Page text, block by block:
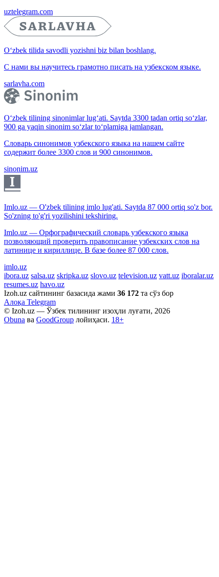
uztelegram.com
O‘zbek tilida savodli yozishni biz bilan boshlang.
С нами вы научитесь грамотно писать на узбекском языке.
sarlavha.com
O‘zbek tilining sinonimlar lug‘ati. Saytda 3300 tadan ortiq so‘zlar,
900 ga yaqin sinonim so‘zlar to‘plamiga jamlangan.
Словарь синонимов узбекского языка на нашем сайте
содержит более 3300 слов и 900 синонимов.
sinonim.uz
Imlo.uz — O'zbek tilining imlo lug'ati. Saytda 87 000 ortiq so'z bor.
So'zning to'g'ri yozilishini tekshiring.
Imlo.uz — Орфографический словарь узбекского языка
позволяющий проверить правописание узбекских слов на
латинице и кириллице. В базе более 87 000 слов.
imlo.uz
ibora.uz salsa.uz skripka.uz slovo.uz television.uz vatt.uz iboralar.uz
resumes.uz havo.uz
Izoh.uz сайтининг базасида жами 36 172 та сўз бор
Алоқа Telegram
© Izoh.uz — Ўзбек тилининг изоҳли луғати, 2026
Obuna ва GoodGroup лойиҳаси. 18+